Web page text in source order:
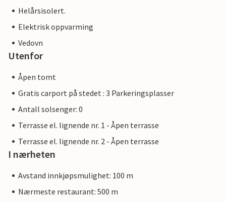
Helårsisolert.
Elektrisk oppvarming
Vedovn
Utenfor
Åpen tomt
Gratis carport på stedet : 3 Parkeringsplasser
Antall solsenger: 0
Terrasse el. lignende nr. 1 - Åpen terrasse
Terrasse el. lignende nr. 2 - Åpen terrasse
I nærheten
Avstand innkjøpsmulighet: 100 m
Nærmeste restaurant: 500 m